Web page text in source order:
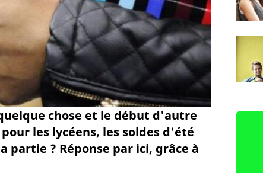
chose et le début d'autre
les lycéens, les soldes d'été
partie ? Réponse par ici, grâce à